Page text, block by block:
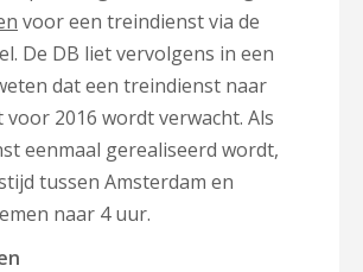
voor een treindienst via de
De DB liet vervolgens in een
dat een treindienst naar
voor 2016 wordt verwacht. Als
eenmaal gerealiseerd wordt,
tussen Amsterdam en
naar 4 uur.